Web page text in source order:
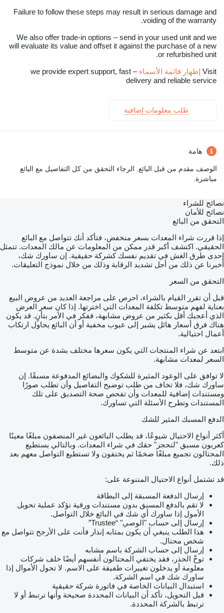
Failure to follow these steps may result in serious damage and
voiding of the warranty.
We also offer trade-in options – send in your used unit and we
will evaluate its value and offset it against the purchase of a new
or refurbished unit.
Visit إظهار قائمة الأسماء
– we provide expert support, fast
delivery and reliable service
طلب معلومات إضافية
هامة
الوصف مقدم من قبل البائع. الرجاء التحقق من كل التفاصيل مع البائع
مباشرة.
نصائح للشراء
نصائح للأمان
التحقق من البائع
إذا قررت شراء المعدات بسعر منخفض، فتأكد أنك تتواصل مع البائع
الحقيقي. اكتشف أكبر قدر ممكن من المعلومات عن مالك المعدات. تتمثل
إحدى طرق الغش في تقديم نفسك كشركة حقيقية. إن ساورك شك،
أخبرنا عن ذلك من أجل تشديد الرقابة وذلك من خلال نموذج التعليقات.
التحقق من السعر
قبل أن تقرر القيام بالشراء، احرص على مراجعة العديد من عروض البيع
بعناية لفهم متوسط تكلفة المعدات التي اخترتها. إذا كان سعر العرض
الذي أعجبك أقل بكثير من عروض مشابهة، ففكر في الأمر بتأنٍ. قد يكون
هناك فرق أسعار هائل يشير إلى عيوب مخفية أو أن البائع يحاول ارتكاب
أعمال احتيالية.
ابتعد عن شراء المنتجات التي يكون سعرها مختلف بشدة عن متوسط
السعر لمعدات مشابهة.
لا توافق على الوعود المثيرة للشكوك والبضائع المدفوعة مسبقًا. إن
ساورك شك، فلا تخاف من طلب توضيح التفاصيل وأن تطلب صورًا
ومستندات إضافية للمعدات وأن تفحص صحة التصديق على تلك
المستندات وتطرح الأسئلة التي تساورك.
الدفع المسبك المثير للشك
أكثر أنواع الاحتيال شيوعًا، قد يطلب البائعون غير المنصفون مبلغًا معينًا
كعربون مسبق "لتحجز" حقك في شراء المعدات. وبالتالي يستطيع
المحتالون تجميع مبلغًا ضخمًا ثم يختفون ولا تستطيع التواصل معهم بعد
ذلك.
قد تشتمل أنواع الاحتيال المتنوعة على:
إرسال الدفعة المسبقة إلى البطاقة
لا تقم بالدفع المسبق بدون مستندات ورقية تؤكد عملية تحويل
الأمول إذا ساورك أي شك في البائع خلال التواصل.
إرسال إلى حساب "الوصي" “Trustee”
هذا الطلب ينبغي أن يكون بمثابه إنذار فأنت على الأرجح تتواصل مع
شخص محتال.
إرسال إلى حساب الشركة باسم مشابه
توخّ الحذر، فقد يختفي المحتالون أنفسهم أيضًا خلف شركات
معلومة أو يدخلون تغييرات طفيفة على الاسم. لا تحول الأموال إذا
ساورك شك في اسم الشركة.
استبدال البيانات الخاصة في فاتورة شركة حقيقية
قبل التحويل، تأكد أن البيانات المحددة صحيحة وأنها ترتبط أو لا
ترتبط بالشركة المحددة.